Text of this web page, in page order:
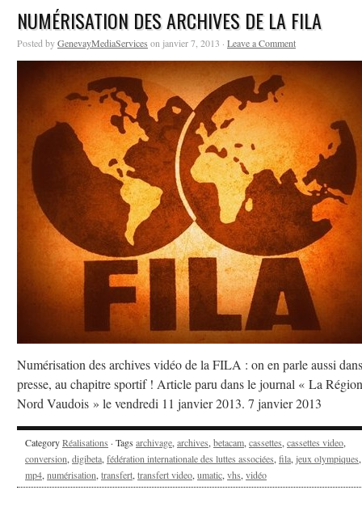
NUMÉRISATION DES ARCHIVES DE LA FILA
Posted byGenevayMediaServices on janvier 7, 2013 · Leave a Comment
Numérisation des archives vidéo de la FILA : on en parle aussi
presse, au chapitre sportif ! Article paru dans le journal « La Région
Nord Vaudois » le vendredi 11 janvier 2013. 7 janvier 2013
CategoryRéalisations · Tags archivage, archives, betacam, cassettes, cassettes video,
conversion, digibeta, fédération internationale des luttes associées, fila, jeux olympiques,
mp4, numérisation, transfert, transfert video, umatic, vhs, vidéo